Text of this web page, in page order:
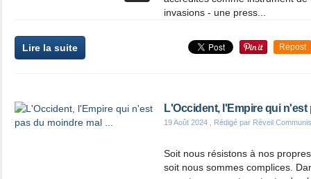
invasions - une press...
Lire la suite Repost
L'Occident, l'Empire qui n'est
19 Août 2024 , Rédigé par Réveil
Soit nous résistons à nos
soit nous sommes complices.